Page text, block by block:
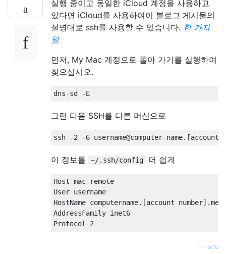
실행 중이고 동일한 iCloud 계정을 사용하고
있다면 iCloud를 사용하여이 블로그 게시물의
설명대로 ssh를 사용할 수 있습니다. 한 가지
일
먼저, My Mac 계정으로 돌아 가기를 실행하여
찾으십시오.
그런 다음 SSH를 다른 머신으로
이 정보를 ~/.ssh/config 더 쉽게
Host mac-remote
User username
HostName computername.[account
AddressFamily inet6
anu